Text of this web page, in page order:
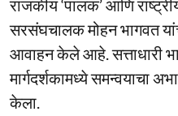
राजकीय ‘पालक’ आणि
सरसंघचालक मोहन भागवत
आवाहन केले आहे. सत्ताधारी
मार्गदर्शकामध्ये समन्वयाचा
केला.